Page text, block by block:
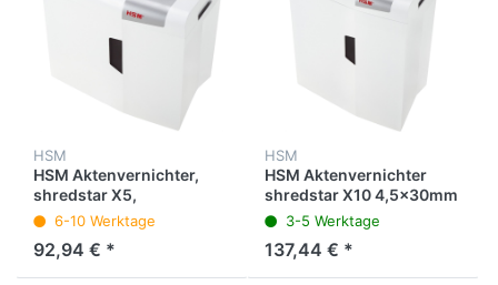
HSM
HSM Aktenvernichter,
shredstar X5,
Partikelschnitt, 4,5 x 30
mm, Sicherheitsstufe: P-
4, für:
Papier/Büroklammern/CDs/Kreditkarten,
6-10 Werktage
92,94 € *
HSM
HSM Aktenvernichter
shredstar X10 4,5x30mm
3-5 Werktage
137,44 € *